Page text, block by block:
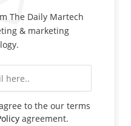
The Daily Martech
& marketing
to the our terms
agreement.